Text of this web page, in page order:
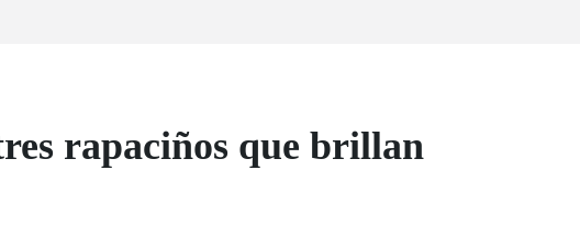
rapaciños que brillan